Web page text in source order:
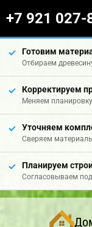
+7 921 027-
Готовим
Отбираем
Корректируем
Меняем
Уточняем
Сверяем
Планируем
Согласовываем